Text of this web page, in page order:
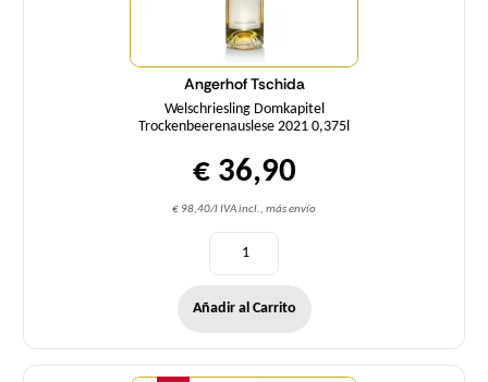
Angerhof Tschida
Welschriesling Domkapitel
Trockenbeerenauslese 2021 0,375l
€ 36,90
€ 98,40/l IVA incl., más envío
Añadir al Carrito
Cantidad